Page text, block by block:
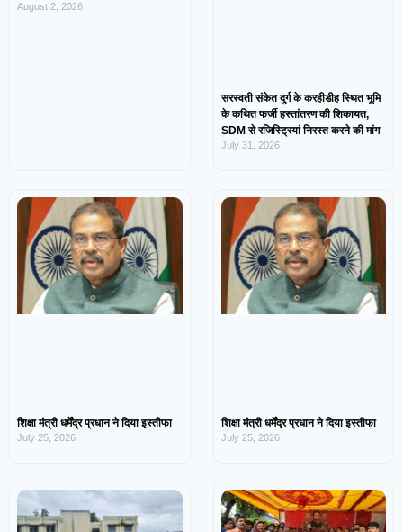
August 2, 2026
सरस्वती संकेत दुर्ग के करहीडीह स्थित भूमि
के कथित फर्जी हस्तांतरण की शिकायत,
SDM से रजिस्ट्रियां निरस्त करने की मांग
July 31, 2026
शिक्षा मंत्री धर्मेंद्र प्रधान ने दिया इस्तीफा
July 25, 2026
शिक्षा मंत्री धर्मेंद्र प्रधान ने दिया इस्तीफा
July 25, 2026